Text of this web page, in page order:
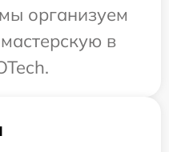
организуем
в